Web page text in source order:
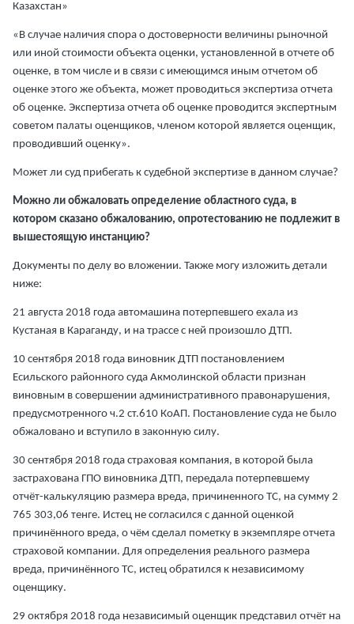
Казахстан»
«В случае наличия спора о достоверности величины рыночной
или иной стоимости объекта оценки, установленной в отчете об
оценке, в том числе и в связи с имеющимся иным отчетом об
оценке этого же объекта, может проводиться экспертиза отчета
об оценке. Экспертиза отчета об оценке проводится экспертным
советом палаты оценщиков, членом которой является оценщик,
проводивший оценку».
Может ли суд прибегать к судебной экспертизе в данном случае?
Можно ли обжаловать определение областного суда, в
котором сказано обжалованию, опротестованию не подлежит в
вышестоящую инстанцию?
Документы по делу во вложении. Также могу изложить детали
ниже:
21 августа 2018 года автомашина потерпевшего ехала из
Кустаная в Караганду, и на трассе с ней произошло ДТП.
10 сентября 2018 года виновник ДТП постановлением
Есильского районного суда Акмолинской области признан
виновным в совершении административного правонарушения,
предусмотренного ч.2 ст.610 КоАП. Постановление суда не было
обжаловано и вступило в законную силу.
30 сентября 2018 года страховая компания, в которой была
застрахована ГПО виновника ДТП, передала потерпевшему
отчёт-калькуляцию размера вреда, причиненного ТС, на сумму 2
765 303,06 тенге. Истец не согласился с данной оценкой
причинённого вреда, о чём сделал пометку в экземпляре отчета
страховой компании. Для определения реального размера
вреда, причинённого ТС, истец обратился к независимому
оценщику.
29 октября 2018 года независимый оценщик представил отчёт на